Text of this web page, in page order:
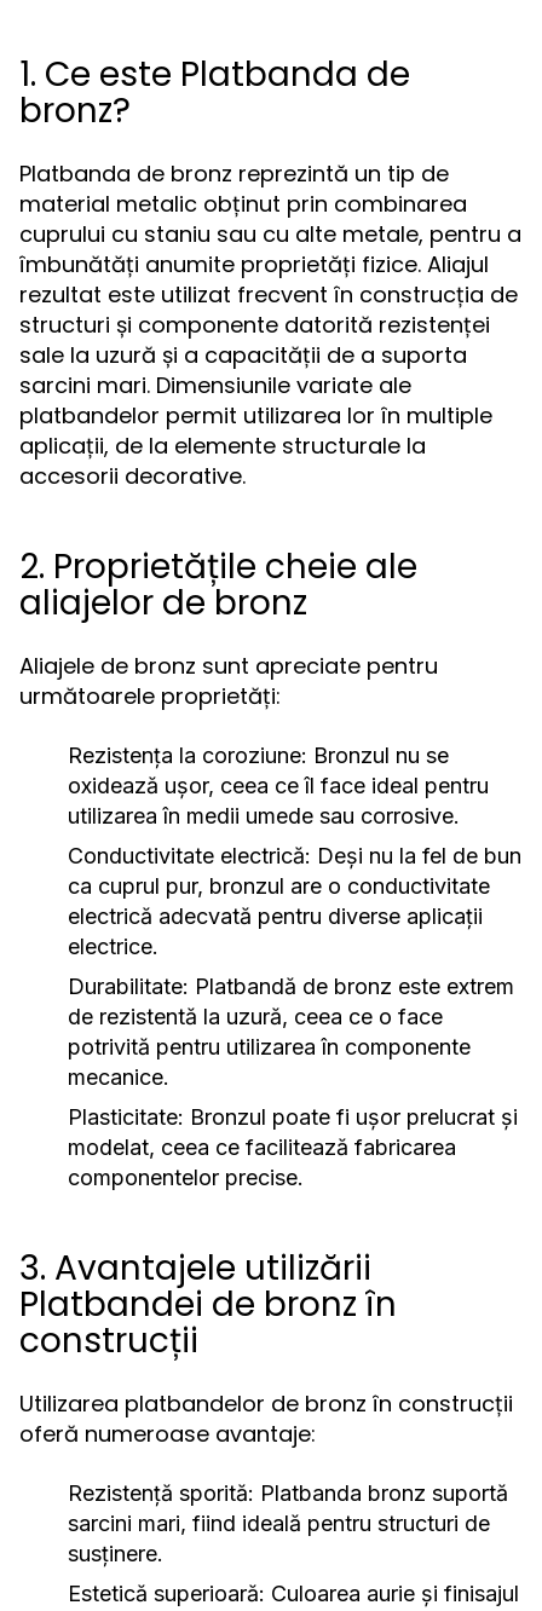
1. Ce este Platbanda de
bronz?
Platbanda de bronz reprezintă un tip de
material metalic obținut prin combinarea
cuprului cu staniu sau cu alte metale, pentru a
îmbunătăți anumite proprietăți fizice. Aliajul
rezultat este utilizat frecvent în construcția de
structuri și componente datorită rezistenței
sale la uzură și a capacității de a suporta
sarcini mari. Dimensiunile variate ale
platbandelor permit utilizarea lor în multiple
aplicații, de la elemente structurale la
accesorii decorative.
2. Proprietățile cheie ale
aliajelor de bronz
Aliajele de bronz sunt apreciate pentru
următoarele proprietăți:
Rezistența la coroziune: Bronzul nu se
oxidează ușor, ceea ce îl face ideal pentru
utilizarea în medii umede sau corrosive.
Conductivitate electrică: Deși nu la fel de bun
ca cuprul pur, bronzul are o conductivitate
electrică adecvată pentru diverse aplicații
electrice.
Durabilitate: Platbandă de bronz este extrem
de rezistentă la uzură, ceea ce o face
potrivită pentru utilizarea în componente
mecanice.
Plasticitate: Bronzul poate fi ușor prelucrat și
modelat, ceea ce facilitează fabricarea
componentelor precise.
3. Avantajele utilizării
Platbandei de bronz în
construcții
Utilizarea platbandelor de bronz în construcții
oferă numeroase avantaje:
Rezistență sporită: Platbanda bronz suportă
sarcini mari, fiind ideală pentru structuri de
susținere.
Estetică superioară: Culoarea aurie și finisajul